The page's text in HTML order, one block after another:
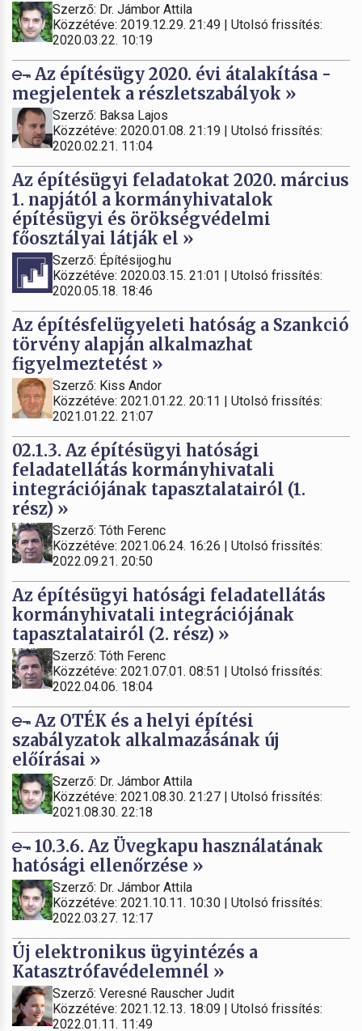
Szerző: Dr. Jámbor Attila
Közzétéve: 2019.12.29. 21:49 | Utolsó frissítés:
2020.03.22. 10:19
Az építésügy 2020. évi átalakítása -
megjelentek a részletszabályok »
Szerző: Baksa Lajos
Közzétéve: 2020.01.08. 21:19 | Utolsó frissítés:
2020.02.21. 11:04
Az építésügyi feladatokat 2020. március
1. napjától a kormányhivatalok
építésügyi és örökségvédelmi
főosztályai látják el »
Szerző: Építésijog.hu
Közzétéve: 2020.03.15. 21:01 | Utolsó frissítés:
2020.05.18. 18:46
Az építésfelügyeleti hatóság a Szankció
törvény alapján alkalmazhat
figyelmeztetést »
Szerző: Kiss Andor
Közzétéve: 2021.01.22. 20:11 | Utolsó frissítés:
2021.01.22. 21:07
02.1.3. Az építésügyi hatósági
feladatellátás kormányhivatali
integrációjának tapasztalatairól (1.
rész) »
Szerző: Tóth Ferenc
Közzétéve: 2021.06.24. 16:26 | Utolsó frissítés:
2022.09.21. 20:50
Az építésügyi hatósági feladatellátás
kormányhivatali integrációjának
tapasztalatairól (2. rész) »
Szerző: Tóth Ferenc
Közzétéve: 2021.07.01. 08:51 | Utolsó frissítés:
2022.04.06. 18:04
Az OTÉK és a helyi építési
szabályzatok alkalmazásának új
előírásai »
Szerző: Dr. Jámbor Attila
Közzétéve: 2021.08.30. 21:27 | Utolsó frissítés:
2021.08.30. 22:18
10.3.6. Az Üvegkapu használatának
hatósági ellenőrzése »
Szerző: Dr. Jámbor Attila
Közzétéve: 2021.10.11. 10:30 | Utolsó frissítés:
2022.03.27. 12:17
Új elektronikus ügyintézés a
Katasztrófavédelemnél »
Szerző: Veresné Rauscher Judit
Közzétéve: 2021.12.13. 18:09 | Utolsó frissítés:
2022.01.11. 11:49